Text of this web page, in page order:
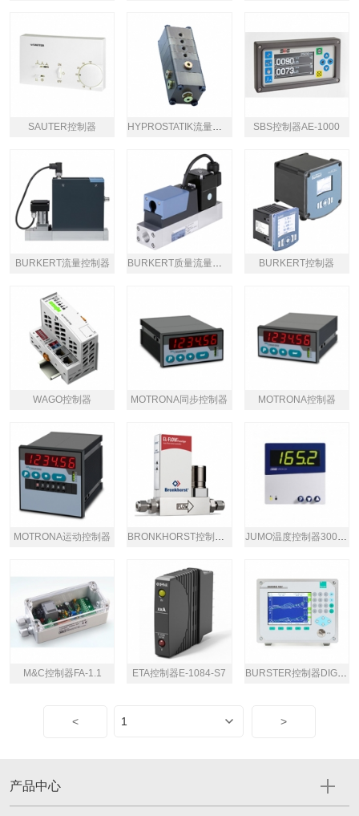
SAUTER控制器 HYPROSTATIK流量控制器 SBS控制器AE-1000
BURKERT流量控制器 BURKERT质量流量控制器 BURKERT控制器
WAGO控制器 MOTRONA同步控制器 MOTRONA控制器
MOTRONA运动控制器
M&C控制器FA-1.1 ETA控制器E-1084-S7 BURSTER控制器DIGIFORCE®9307
< >
产品中心